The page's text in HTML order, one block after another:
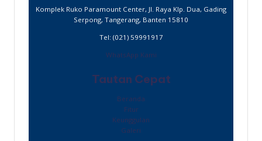
Komplek Ruko Paramount Center, Jl. Raya Klp. Dua, Gading
Serpong, Tangerang, Banten 15810
Tel: (021) 59991917
WhatsApp Kami
Tautan Cepat
Beranda
Fitur
Keunggulan
Galeri